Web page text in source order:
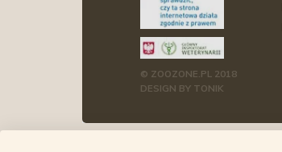
© ZOOZONE.PL 2018
DESIGN BY TONIK